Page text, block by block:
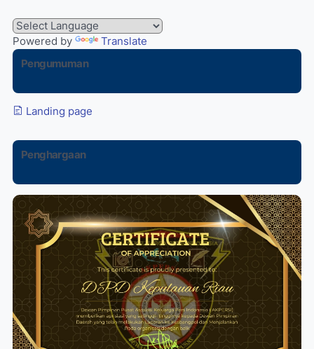
Powered by
Translate
Pengumuman
Landing page
Penghargaan